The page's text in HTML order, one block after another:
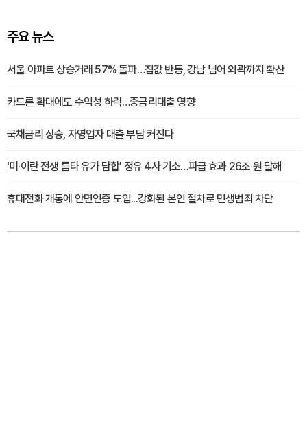
주요 뉴스
서울 아파트 상승거래 57% 돌파…집값 반등, 강남 넘어 외곽까지 확산
카드론 확대에도 수익성 하락…중금리대출 영향
국채금리 상승, 자영업자 대출 부담 커진다
'미·이란 전쟁 틈타 유가 담합' 정유 4사 기소…파급 효과 26조 원 달해
휴대전화 개통에 안면인증 도입...강화된 본인 절차로 민생범죄 차단